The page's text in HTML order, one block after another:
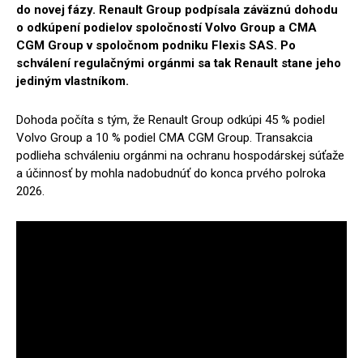
do novej fázy. Renault Group podpísala záväznú dohodu
o odkúpení podielov spoločností Volvo Group a CMA
CGM Group v spoločnom podniku Flexis SAS. Po
schválení regulačnými orgánmi sa tak Renault stane jeho
jediným vlastníkom.
Dohoda počíta s tým, že Renault Group odkúpi 45 % podiel
Volvo Group a 10 % podiel CMA CGM Group. Transakcia
podlieha schváleniu orgánmi na ochranu hospodárskej súťaže
a účinnosť by mohla nadobudnúť do konca prvého polroka
2026.